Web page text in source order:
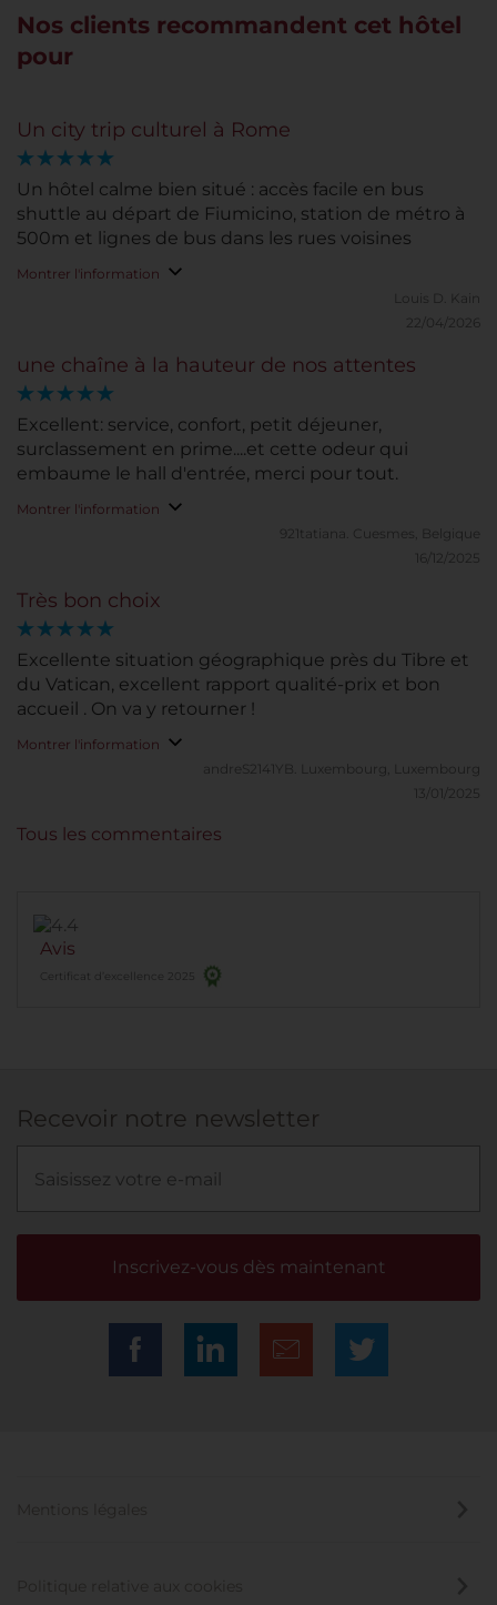
Nos clients recommandent cet hôtel
pour
Un city trip culturel à Rome
Un hôtel calme bien situé : accès facile en bus
shuttle au départ de Fiumicino, station de métro à
500m et lignes de bus dans les rues voisines
Montrer l'information
Louis D.
Kain
22/04/2026
une chaîne à la hauteur de nos attentes
Excellent: service, confort, petit déjeuner,
surclassement en prime....et cette odeur qui
embaume le hall d'entrée, merci pour tout.
Montrer l'information
921tatiana.
Cuesmes, Belgique
16/12/2025
Très bon choix
Excellente situation géographique près du Tibre et
du Vatican, excellent rapport qualité-prix et bon
accueil . On va y retourner !
Montrer l'information
andreS2141YB.
Luxembourg, Luxembourg
13/01/2025
Avis
Certificat d’excellence 2025
Tous les commentaires
Recevoir notre newsletter
Inscrivez-vous dès maintenant